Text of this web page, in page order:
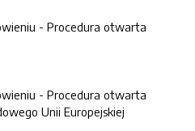
- Procedura otwarta
- Procedura otwarta
Unii Europejskiej